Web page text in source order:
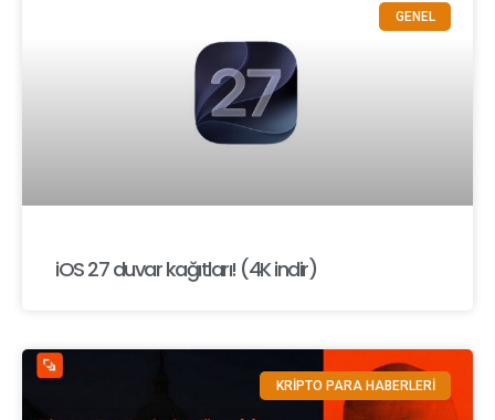
GENEL
iOS 27 duvar kağıtları! (4K indir)
KRİPTO PARA HABERLERİ